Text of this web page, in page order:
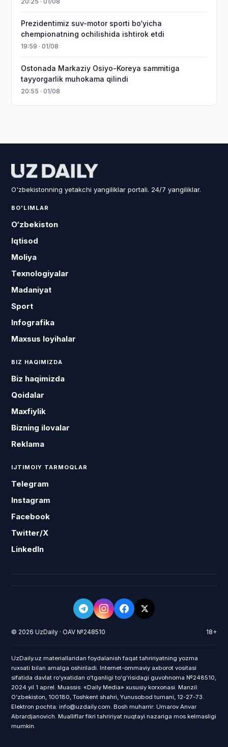
Prezidentimiz suv-motor sporti bo‘yicha
chempionatning ochilishida ishtirok etdi
19:59 · 01/08
Ostonada Markaziy Osiyo-Koreya sammitiga
tayyorgarlik muhokama qilindi
20:55 · 01/08
O'zbekistonning yetakchi yangiliklar portali. 24/7 yangiliklar.
BO'LIMLAR
O‘zbekiston
Iqtisod
Moliya
Texnologiyalar
Madaniyat
Sport
Infografika
Maxsus loyihalar
BIZ HAQIMIZDA
Biz haqimizda
Qoidalar
Maxfiylik
Bizning ilovalar
Reklama
IJTIMOIY TARMOQLAR
Telegram
Instagram
Facebook
Twitter/X
LinkedIn
© 2026 UzDaily · OAV №248510 18+
UzDaily.uz materiallaridan foydalanish faqat tahririyatning yozma
ruxsati bilan amalga oshiriladi. Internet-ommaviy axborot vositasi
sifatida davlat roʻyxatidan oʻtganligi toʻgʻrisidagi guvohnoma №248510,
2024 yil 1 aprel. Muassis: «Daily Media» xususiy korxonasi. Manzil:
Oʻzbekiston, 100180, Toshkent shahri, Yunusobod tumani, 12-27-73.
Elektron pochta: info@uzdaily.com. Bosh muharrir: Umarov Anvar
Abrardjanovich. Mualliflar fikri tahririyat nuqtayi nazariga mos kelmasligi
mumkin.